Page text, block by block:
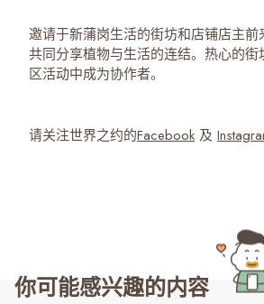
邀请于新蒲岗生活的街坊和店铺店主
共同分享植物与生活的连结。热心的
区活动中成为协作者。
请关注世界之约的Facebook 及
你可能感兴趣的内容